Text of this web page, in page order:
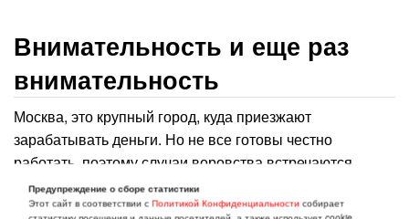
Внимательность и еще раз
внимательность
Москва, это крупный город, куда приезжают
зарабатывать деньги. Но не все готовы честно
работать, поэтому случаи воровства встречаются
достаточно часто. Совсем недавно мой знакомый купил
себе Айпад, пришел на следующий день за сим-картой
Предупреждение о сборе статистики
Этот сайт в соответствии сПолитикой Конфиденциальности собирает